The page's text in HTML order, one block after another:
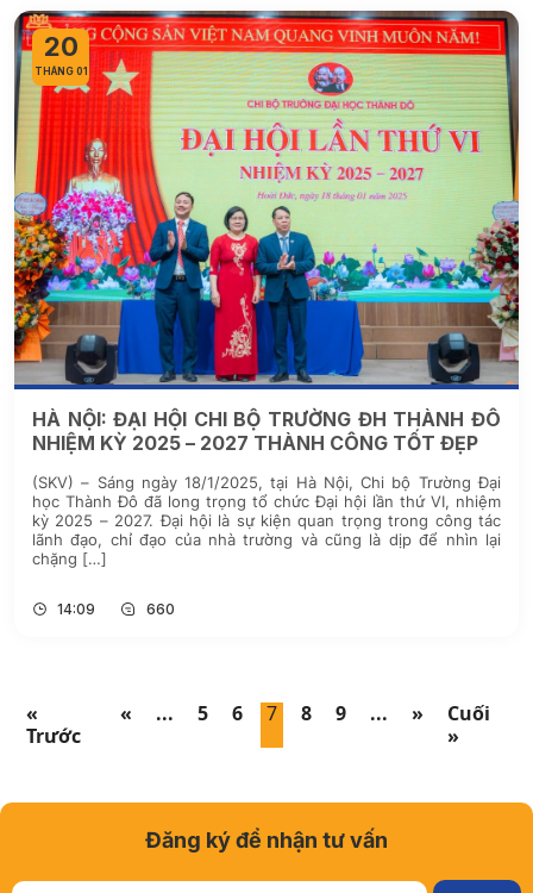
20
THÁNG 01
HÀ NỘI: ĐẠI HỘI CHI BỘ TRƯỜNG ĐH THÀNH ĐÔ
NHIỆM KỲ 2025 – 2027 THÀNH CÔNG TỐT ĐẸP
(SKV) – Sáng ngày 18/1/2025, tại Hà Nội, Chi bộ Trường Đại
học Thành Đô đã long trọng tổ chức Đại hội lần thứ VI, nhiệm
kỳ 2025 – 2027. Đại hội là sự kiện quan trọng trong công tác
lãnh đạo, chỉ đạo của nhà trường và cũng là dịp để nhìn lại
chặng […]
14:09 660
«
Trước
« ... 5 6 7 8 9 ... »
Cuối
»
Đăng ký để nhận tư vấn